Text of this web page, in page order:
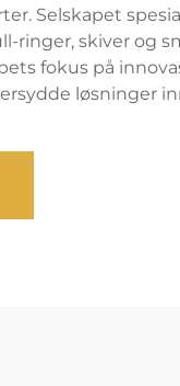
Selskapet
ringer, skiver og
fokus på
løsninger